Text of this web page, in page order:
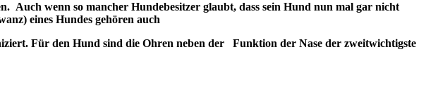
Auch wenn so mancher Hundebesitzer glaubt, dass sein Hund nun mal gar nicht
eines Hundes gehören auch
Für den Hund sind die Ohren neben der Funktion der Nase der zweitwichtigste